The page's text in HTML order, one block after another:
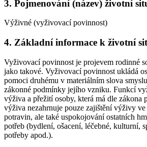
3. Pojmenování (název) životní
Výživné (vyživovací povinnost)
4. Základní informace k životní
Vyživovací povinnost je projevem rodinné
jako takové. Vyživovací povinnost ukládá
pomoci druhému v materiálním slova
zákonné podmínky jejího vzniku. Funkcí
výživa a přežití osoby, která má dle zákona
výživa nezahrnuje pouze zajištění výživy
potravin, ale také uspokojování ostatních
potřeb (bydlení, ošacení, léčebné, kulturní,
potřeby apod.).